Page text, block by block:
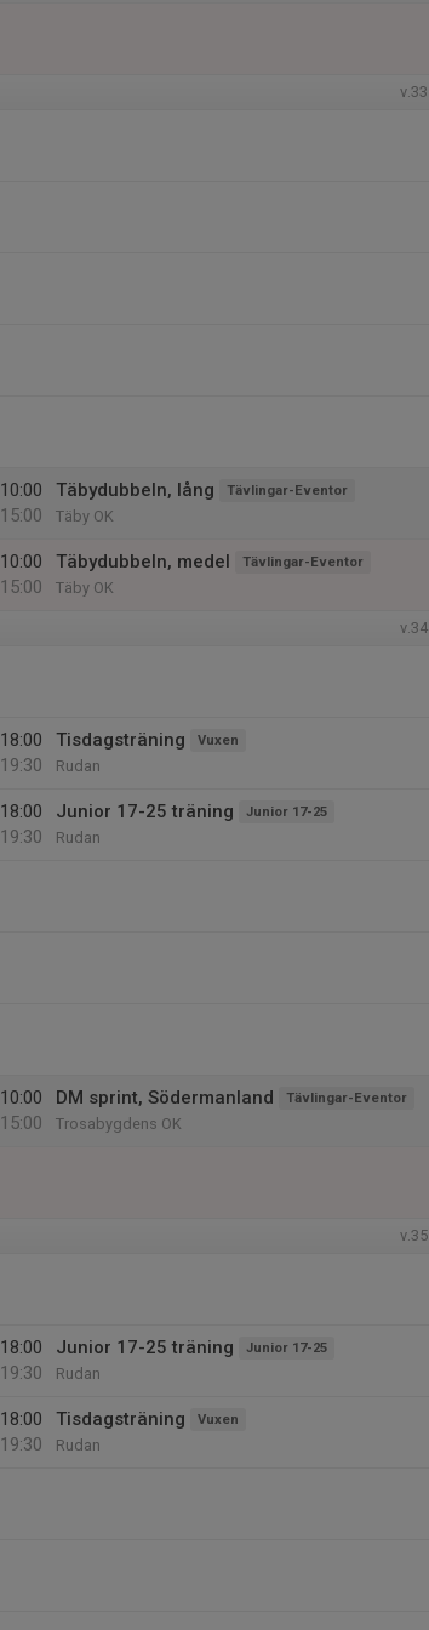
v.33
10:00
15:00
Täbydubbeln, lång Tävlingar-Eventor
Täby OK
10:00
15:00
Täbydubbeln, medel Tävlingar-Eventor
Täby OK
v.34
18:00
19:30
Tisdagsträning Vuxen
Rudan
18:00
19:30
Junior 17-25 träning Junior 17-25
Rudan
10:00
15:00
DM sprint, Södermanland Tävlingar-Eventor
Trosabygdens OK
v.35
18:00
19:30
Junior 17-25 träning Junior 17-25
Rudan
18:00
19:30
Tisdagsträning Vuxen
Rudan